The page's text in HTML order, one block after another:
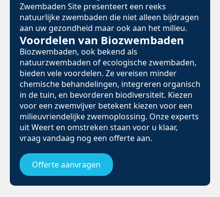
Zwembaden Site presenteert een reeks
natuurlijke zwembaden die niet alleen bijdragen
aan uw gezondheid maar ook aan het milieu.
Voordelen van Biozwembaden
Biozwembaden, ook bekend als
natuurzwembaden of ecologische zwembaden,
bieden vele voordelen. Ze vereisen minder
chemische behandelingen, integreren organisch
in de tuin, en bevorderen biodiversiteit. Kiezen
voor een zwemvijver betekent kiezen voor een
milieuvriendelijke zwemoplossing. Onze experts
uit Weert en omstreken staan voor u klaar,
vraag vandaag nog een offerte aan.
Offerte aanvragen